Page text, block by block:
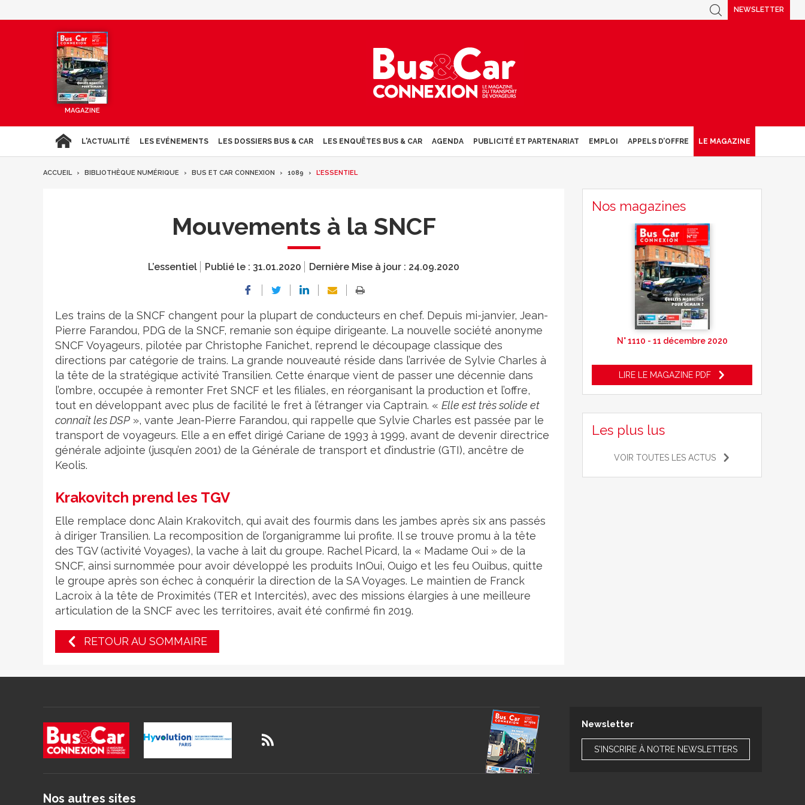
NEWSLETTER
MAGAZINE
L'ACTUALITÉ LES EVÉNEMENTS LES DOSSIERS BUS & CAR LES ENQUÊTES BUS & CAR AGENDA PUBLICITÉ ET PARTENARIAT EMPLOI APPELS D’OFFRE LE MAGAZINE
ACCUEIL BIBLIOTHÈQUE NUMÉRIQUE BUS ET CAR CONNEXION 1089 L’ESSENTIEL
Mouvements à la SNCF
L’essentiel Publié le : 31.01.2020 Dernière Mise à jour : 24.09.2020
Les trains de la SNCF changent pour la plupart de conducteurs en chef. Depuis mi-janvier, Jean-
Pierre Farandou, PDG de la SNCF, remanie son équipe dirigeante. La nouvelle société anonyme
SNCF Voyageurs, pilotée par Christophe Fanichet, reprend le découpage classique des
directions par catégorie de trains. La grande nouveauté réside dans l’arrivée de Sylvie Charles à
la tête de la stratégique activité Transilien. Cette énarque vient de passer une décennie dans
l’ombre, occupée à remonter Fret SNCF et les filiales, en réorganisant la production et l’offre,
tout en développant avec plus de facilité le fret à l’étranger via Captrain. « Elle est très solide et
connaît les DSP », vante Jean-Pierre Farandou, qui rappelle que Sylvie Charles est passée par le
transport de voyageurs. Elle a en effet dirigé Cariane de 1993 à 1999, avant de devenir directrice
générale adjointe (jusqu’en 2001) de la Générale de transport et d’industrie (GTI), ancêtre de
Keolis.
Krakovitch prend les TGV
Elle remplace donc Alain Krakovitch, qui avait des fourmis dans les jambes après six ans passés
à diriger Transilien. La recomposition de l’organigramme lui profite. Il se trouve promu à la tête
des TGV (activité Voyages), la vache à lait du groupe. Rachel Picard, la « Madame Oui » de la
SNCF, ainsi surnommée pour avoir développé les produits InOui, Ouigo et les feu Ouibus, quitte
le groupe après son échec à conquérir la direction de la SA Voyages. Le maintien de Franck
Lacroix à la tête de Proximités (TER et Intercités), avec des missions élargies à une meilleure
articulation de la SNCF avec les territoires, avait été confirmé fin 2019.
RETOUR AU SOMMAIRE
Nos magazines
N° 1110 - 11 décembre 2020
LIRE LE MAGAZINE PDF
Les plus lus
VOIR TOUTES LES ACTUS
Nos autres sites
Newsletter
S'INSCRIRE À NOTRE NEWSLETTERS